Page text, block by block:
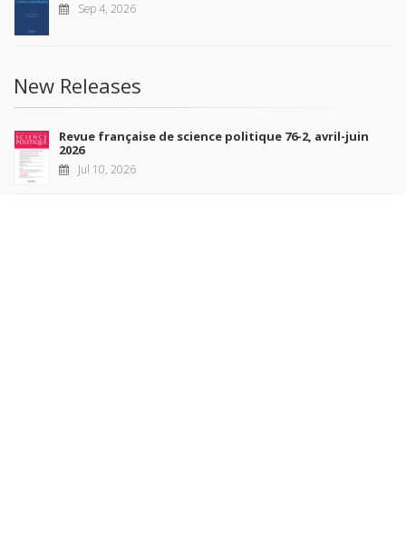
Sep 4, 2026
New Releases
Revue française de science politique 76-2, avril-juin
2026
Jul 10, 2026